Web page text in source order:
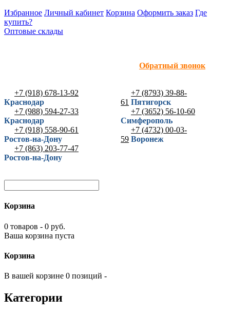
Избранное Личный кабинет Корзина Оформить заказ Где
купить?
Оптовые склады
Обратный звонок
+7 (918) 678-13-92
Краснодар
+7 (988) 594-27-33
Краснодар
+7 (918) 558-90-61
Ростов-на-Дону
+7 (863) 203-77-47
Ростов-на-Дону
+7 (8793) 39-88-
61 Пятигорск
+7 (3652) 56-10-60
Симферополь
+7 (4732) 00-03-
59 Воронеж
Корзина
0 товаров - 0 руб.
Ваша корзина пуста
Корзина
В вашей корзине 0 позиций -
Категории